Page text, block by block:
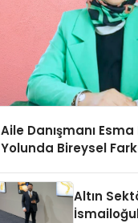
Aile Danışmanı
Yolunda Bireysel
Altın